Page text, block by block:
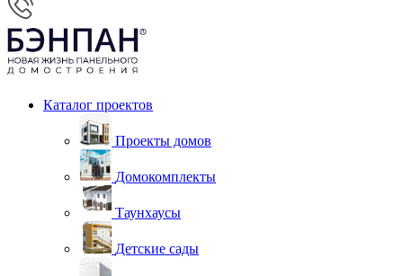
Каталог проектов
Проекты домов
Домокомплекты
Таунхаусы
Детские сады